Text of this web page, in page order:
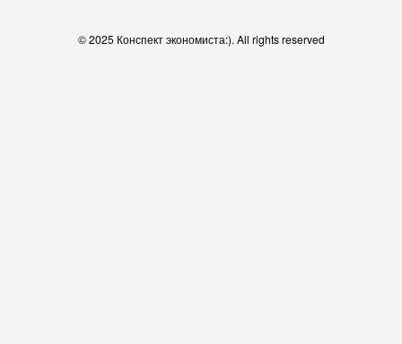
© 2025 Конспект экономиста:). All rights reserved